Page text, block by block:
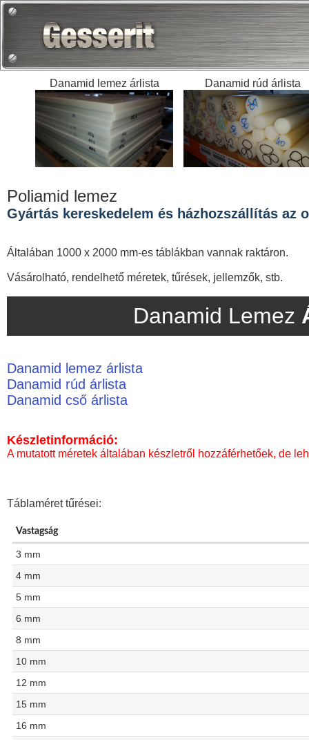
Danamid lemez árlista Danamid rúd árlista
Poliamid lemez
Gyártás kereskedelem és házhozszállítás az
Általában 1000 x 2000 mm-es táblákban vannak raktáron.
Vásárolható, rendelhető méretek, tűrések, jellemzők, stb.
Danamid Lemez
Danamid lemez árlista
Danamid rúd árlista
Danamid cső árlista
Készletinformáció:
A mutatott méretek általában készletről hozzáférhetőek, de
Táblaméret tűrései:
Vastagság
3 mm
4 mm
5 mm
6 mm
8 mm
10 mm
12 mm
15 mm
16 mm